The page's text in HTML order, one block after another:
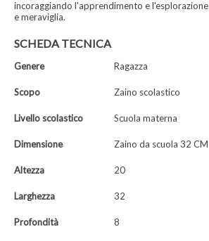
incoraggiando l'apprendimento e
e meraviglia.
SCHEDA TECNICA
Genere Ragazza
Scopo Zaino scolastico
Livello scolastico Scuola materna
Dimensione Zaino da scuola 32 CM
Altezza 20
Larghezza 32
Profondità 8